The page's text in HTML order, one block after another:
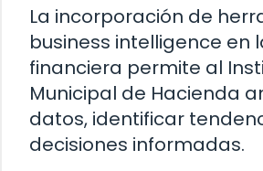
La incorporación de
business intelligence en
financiera permite al
Municipal de Hacienda
datos, identificar
decisiones informadas.